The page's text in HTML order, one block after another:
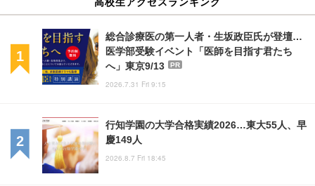
総合診療医の第一人者・生坂政臣氏が登壇…
医学部受験イベント「医師を目指す君たち
へ」東京9/13
PR
2026.7.31 Fri 9:15
行知学園の大学合格実績2026…東大55人、早
慶149人
2026.8.7 Fri 18:45